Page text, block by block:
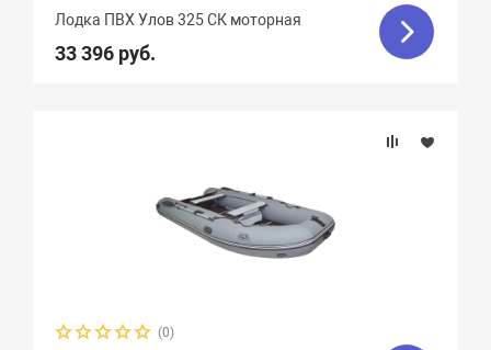
Лодка ПВХ Улов 325 СК моторная
33 396 руб.
(0)